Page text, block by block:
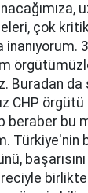
çok
inanıyorum.
Buradan da
CHP
beraber bu
Türkiye'nin